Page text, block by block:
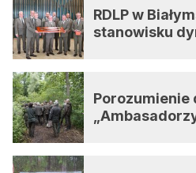
RDLP w
stanowisku
Porozumienie